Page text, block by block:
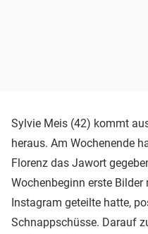
Sylvie Meis (42) kommt
heraus. Am Wochenende
Florenz das Jawort
Wochenbeginn erste
Instagram geteilte hatte,
Schnappschüsse. Darauf